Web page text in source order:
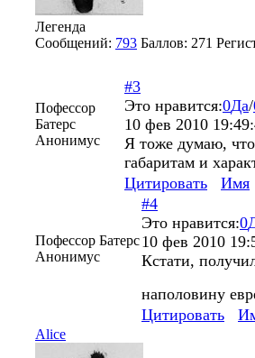
Легенда
Сообщений: 793 Баллов: 271
Пофессор
Батерс
Анонимус
#3
Это нравится:0Да/
10 фев 2010
Я тоже думаю,
габаритам и
Цитировать
Имя
Пофессор Батерс
Анонимус
#4
Это нравится:0
10 фев 2010
Кстати,
наполовину
Цитировать
Alice